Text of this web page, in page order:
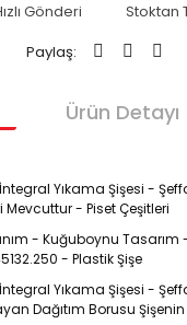
Gönderi
Stoktan
Paylaş:
Ürün Detayı
Yıkama Şişesi -
Mevcuttur - Piset Çeşitleri
- Kuğuboynu Tasarım -
- Plastik Şişe
Yıkama Şişesi -
Dağıtım Borusu